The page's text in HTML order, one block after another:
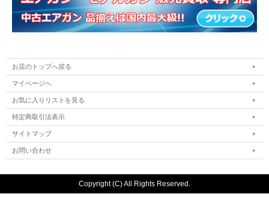
お店のトップへ戻る
マイページへ
お気に入りリストを見る
特定商取引法表示
サイトマップ
お問い合わせ
Copyright (C) All Rights Reserved.